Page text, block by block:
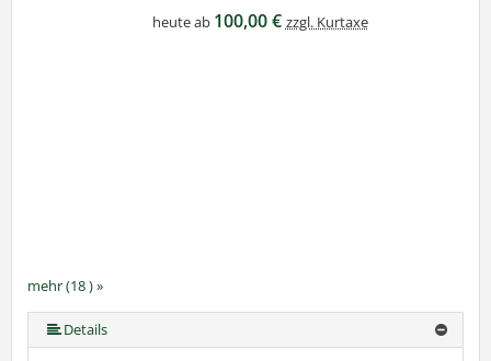
mehr (18 ) »
mehr (18 ) »
mehr (18 ) »
mehr (18 ) »
mehr (18 ) »
mehr (18 ) »
mehr (18 ) »
mehr (18 ) »
mehr (18 ) »
mehr (18 ) »
mehr (18 ) »
mehr (18 ) »
mehr (18 ) »
mehr (18 ) »
mehr (18 ) »
heute ab 100,00 € zzgl. Kurtaxe
Details